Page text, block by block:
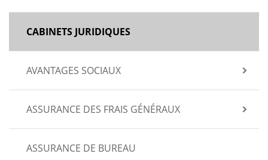
CABINETS JURIDIQUES
AVANTAGES SOCIAUX
ASSURANCE DES FRAIS GÉNÉRAUX
ASSURANCE DE BUREAU